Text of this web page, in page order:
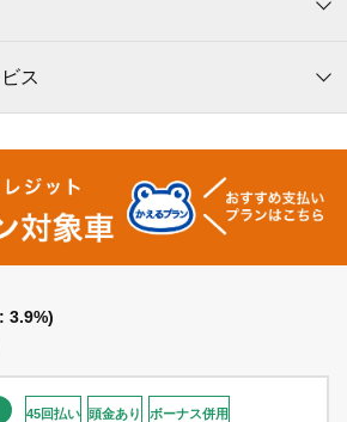
ス
3.9%)
45回払い 頭金あり ボーナス併用